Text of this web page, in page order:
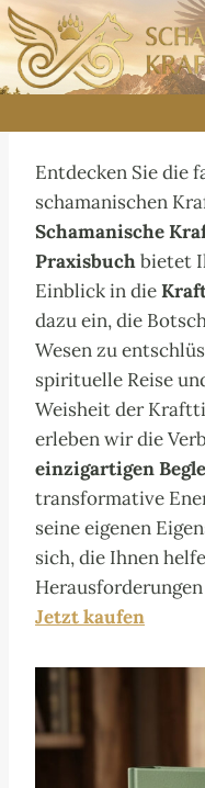
Zum
Inhalt
springen
Entdecken Sie die
schamanischen
Schamanische
Praxisbuchbietet
Einblick in die
dazu ein, die
Wesen zu
spirituelle Reise
Weisheit der
erleben wir die
einzigartigen
transformative
seine eigenen
sich, die Ihnen
Jetzt kaufen